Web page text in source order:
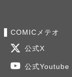
COMICメテオ
公式X
公式Youtube